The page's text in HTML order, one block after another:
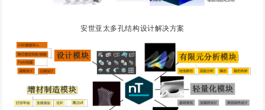
安世亚太多孔结构设计解决方案